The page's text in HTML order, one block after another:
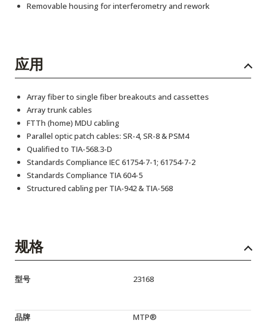
Removable housing for interferometry and rework
应用
Array fiber to single fiber breakouts and cassettes
Array trunk cables
FTTh (home) MDU cabling
Parallel optic patch cables: SR-4, SR-8 & PSM4
Qualified to TIA-568.3-D
Standards Compliance IEC 61754-7-1; 61754-7-2
Standards Compliance TIA 604-5
Structured cabling per TIA-942 & TIA-568
规格
型号 23168
品牌 MTP®